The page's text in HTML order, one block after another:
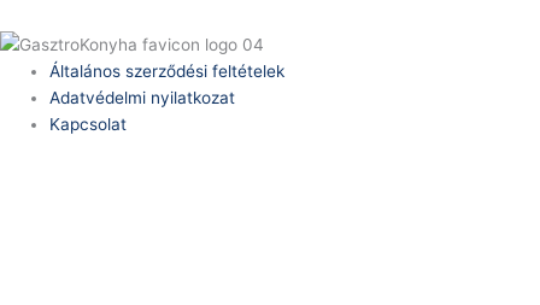
Általános szerződési feltételek
Adatvédelmi nyilatkozat
Kapcsolat